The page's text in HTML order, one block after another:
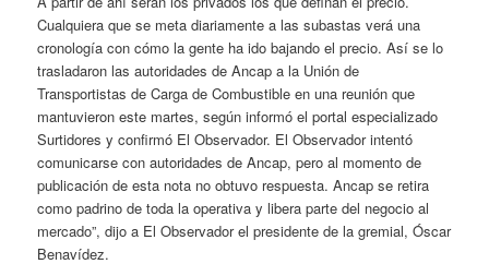
Cualquiera que se meta diariamente a las subastas verá una
cronología con cómo la gente ha ido bajando el precio. Así se lo
trasladaron las autoridades de Ancap a la Unión de
Transportistas de Carga de Combustible en una reunión que
mantuvieron este martes, según informó el portal especializado
Surtidores y confirmó El Observador. El Observador intentó
comunicarse con autoridades de Ancap, pero al momento de
publicación de esta nota no obtuvo respuesta. Ancap se retira
como padrino de toda la operativa y libera parte del negocio al
mercado”, dijo a El Observador el presidente de la gremial, Óscar
Benavídez.